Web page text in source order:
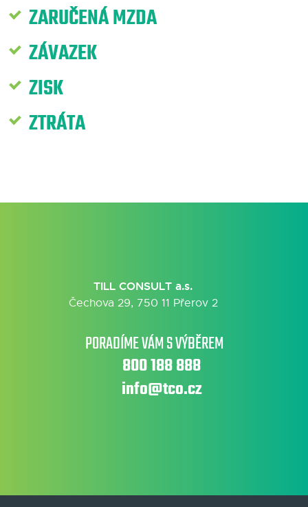
ZARUČENÁ MZDA
ZÁVAZEK
ZISK
ZTRÁTA
TILL CONSULT a.s.
Čechova 29, 750 11 Přerov 2
PORADÍME VÁM S VÝBĚREM
800 188 888
info@tco.cz